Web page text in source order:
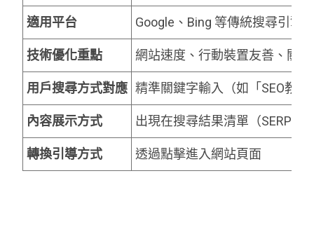
適用平台 Google、Bing 等傳統搜尋引擎
技術優化重點 網站速度、行動裝置友善、關
用戶搜尋方式對應 精準關鍵字輸入（如「SEO教學
內容展示方式 出現在搜尋結果清單（SERP）
轉換引導方式 透過點擊進入網站頁面